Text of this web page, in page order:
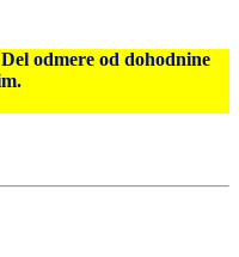
odmere od dohodnine